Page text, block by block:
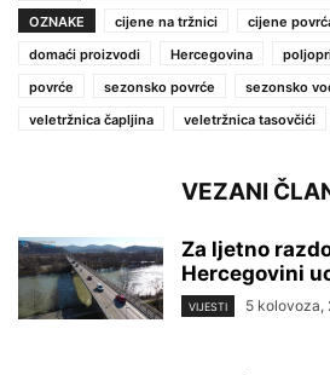
OZNAKE
cijene na tržnici cijene
domaći proizvodi
Hercegovina
povrće
sezonsko povrće sezonsko
veletržnica čapljina
veletržnica tasovčići
VEZANI
Za ljetno
Hercegovini
VIJESTI 5 kolovoza,